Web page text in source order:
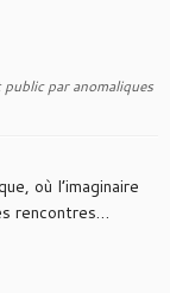
publicparanomaliques
où l’imaginaire
rencontres…